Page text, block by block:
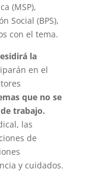
(MSP),
Social (BPS),
con el tema.
la
en el
que no se
trabajo.
las
de
y cuidados.